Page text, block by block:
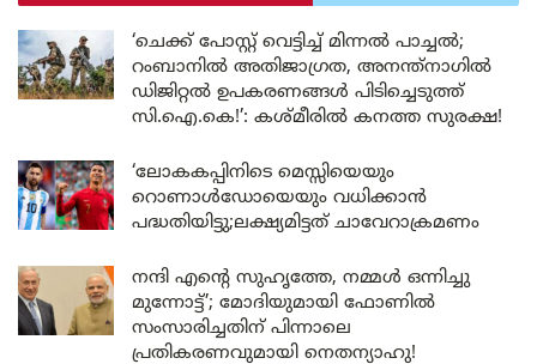
‘ചെക്ക് പോസ്റ്റ് വെട്ടിച്ച് മിന്നൽ പാച്ചൽ;
റംബാനിൽ അതിജാഗ്രത, അനന്ത്നാഗിൽ
ഡിജിറ്റൽ ഉപകരണങ്ങൾ പിടിച്ചെടുത്ത്
സി.ഐ.കെ!’: കശ്മീരിൽ കനത്ത സുരക്ഷ!
‘ലോകകപ്പിനിടെ മെസ്സിയെയും
റൊണാൾഡോയെയും വധിക്കാൻ
പദ്ധതിയിട്ടു;ലക്ഷ്യമിട്ടത് ചാവേറാക്രമണം
നന്ദി എൻ്റെ സുഹൃത്തേ, നമ്മൾ ഒന്നിച്ചു
മുന്നോട്ട്’; മോദിയുമായി ഫോണിൽ
സംസാരിച്ചതിന് പിന്നാലെ
പ്രതികരണവുമായി നെതന്യാഹു!